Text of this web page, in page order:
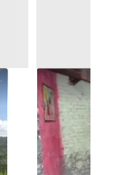
Asta Quota
del centro
Ancona
15.286 €
10/09/2026